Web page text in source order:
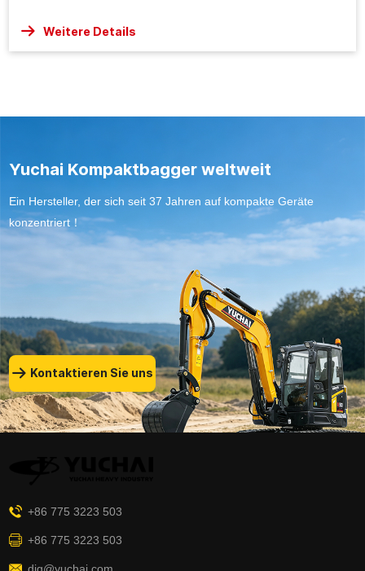
Weitere Details
Yuchai Kompaktbagger weltweit
Ein Hersteller, der sich seit 37 Jahren auf kompakte Geräte
konzentriert！
Kontaktieren Sie uns
+86 775 3223 503
+86 775 3223 503
dig@yuchai.com